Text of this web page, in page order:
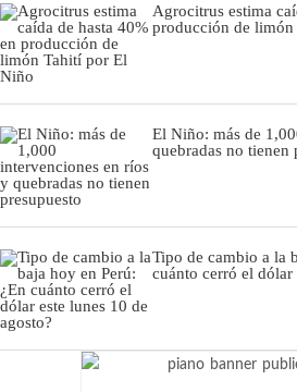
Agrocitrus estima
producción de
El Niño: más de
quebradas no tienen
Tipo de cambio a la
cuánto cerró el dólar